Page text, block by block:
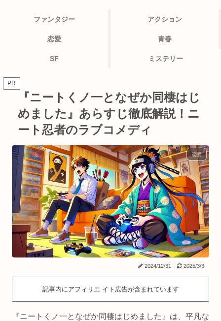
ファンタジー アクション
恋愛 青春
SF ミステリー
PR
『ニートくノ一となぜか同棲はじ
めました』あらすじ徹底解説！ニ
ート忍者のラブコメディ
恋愛
2024/12/31 2025/3/3
記事内にアフィリエ イト広告が含まれています
『ニートくノ一となぜか同棲はじめました』は、平凡な